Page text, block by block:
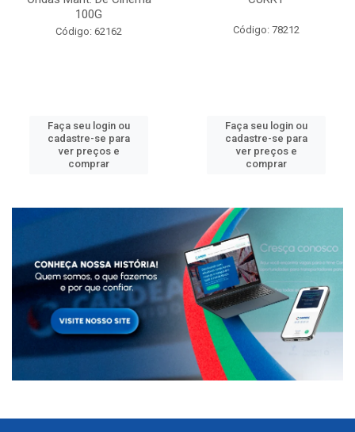
100G
Código: 62162
Faça seu login ou
cadastre-se para
ver preços e
comprar
Código: 78212
Faça seu login ou
cadastre-se para
ver preços e
comprar